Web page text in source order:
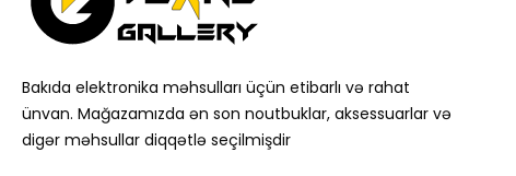
Bakıda elektronika məhsulları üçün etibarlı və rahat
ünvan. Mağazamızda ən son noutbuklar, aksessuarlar və
digər məhsullar diqqətlə seçilmişdir